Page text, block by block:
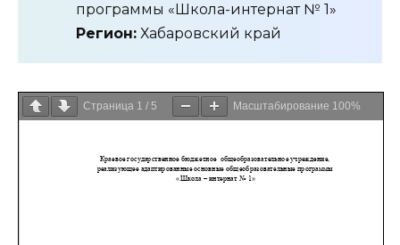
программы «Школа-интернат № 1»
Регион: Хабаровский край
Страница 1 / 5 Масштабирование 100%